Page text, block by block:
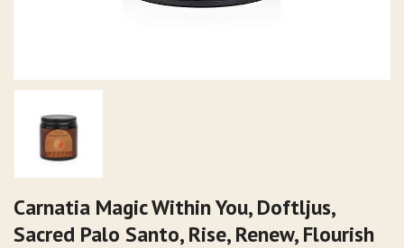
Carnatia Magic Within You, Doftljus,
Sacred Palo Santo, Rise, Renew, Flourish